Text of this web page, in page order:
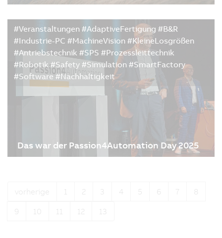
10.11.2020| 3m
Als 1885 die erste Straßenbahn vom berühmten
belgischen Kurzentrum Oostende in die Stadt
Nieuwport fuhr, gab es eine große Feier. 1912
ersetzte Strom den Dampfbetrieb. Und vor kurzem
gab es wieder Grund zur Freude, denn nach mehr
als 100 Jahren wurde…
#Veranstaltungen #AdaptiveFertigung #B&R
#Industrie-PC #MachineVision #KleineLosgrößen
#Antriebstechnik #SPS #Prozessleittechnik
#Robotik #Safety #Simulation #SmartFactory
#Software #Nachhaltigkeit
Das war der Passion4Automation Day 2025
| 3m
Inspiration
vorherige 1 3 4 5 6 7
8
9
10 11 12 13